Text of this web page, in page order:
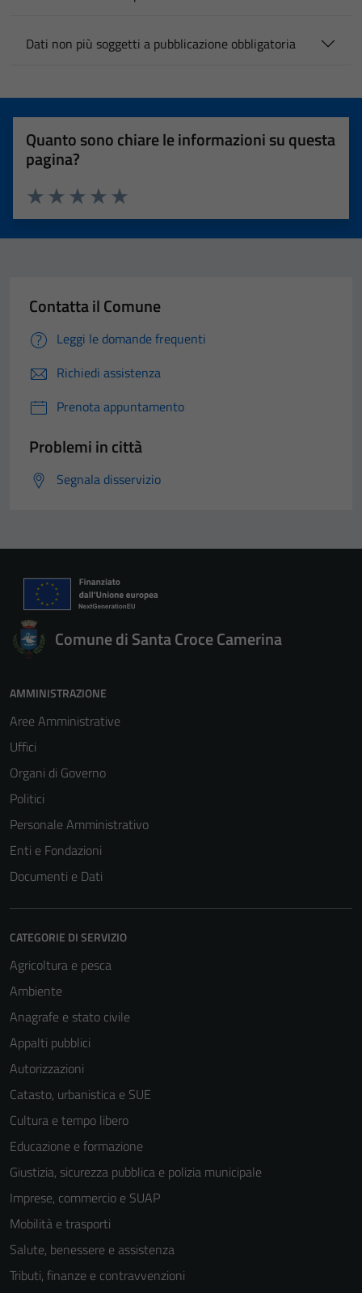
Dati non più soggetti a pubblicazione obbligatoria
Quanto sono chiare le informazioni su questa
pagina?
Valuta 5 stelle su 5
Valuta 4 stelle su 5
Valuta 3 stelle su 5
Valuta 2 stelle su 5
Valuta 1 stelle su 5
Contatta il Comune
Leggi le domande frequenti
Richiedi assistenza
Prenota appuntamento
Problemi in città
Segnala disservizio
Comune di Santa Croce Camerina
AMMINISTRAZIONE
Aree Amministrative
Uffici
Organi di Governo
Politici
Personale Amministrativo
Enti e Fondazioni
Documenti e Dati
CATEGORIE DI SERVIZIO
Agricoltura e pesca
Ambiente
Anagrafe e stato civile
Appalti pubblici
Autorizzazioni
Catasto, urbanistica e SUE
Cultura e tempo libero
Educazione e formazione
Giustizia, sicurezza pubblica e polizia municipale
Imprese, commercio e SUAP
Mobilità e trasporti
Salute, benessere e assistenza
Tributi, finanze e contravvenzioni